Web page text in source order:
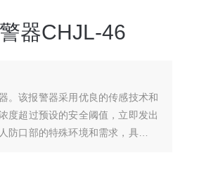
器CHJL-46
。该报警器采用优良的传感技术和
度超过预设的安全阈值，立即发出
口部的特殊环境和需求，具有较